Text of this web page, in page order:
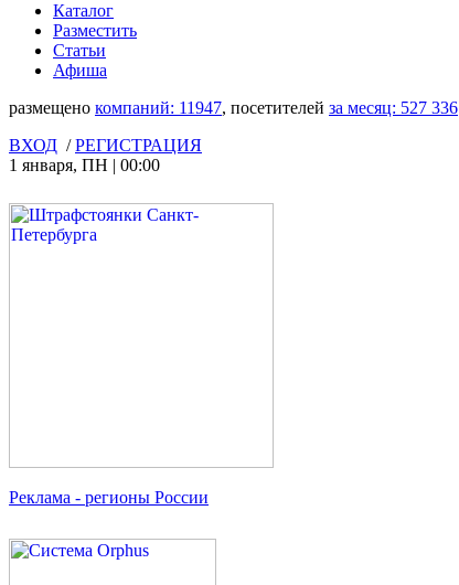
Каталог
Разместить
Статьи
Афиша
размещено компаний: 11947, посетителей за месяц: 527 336
ВХОД /РЕГИСТРАЦИЯ
1 января, ПН | 00:00
Реклама - регионы России